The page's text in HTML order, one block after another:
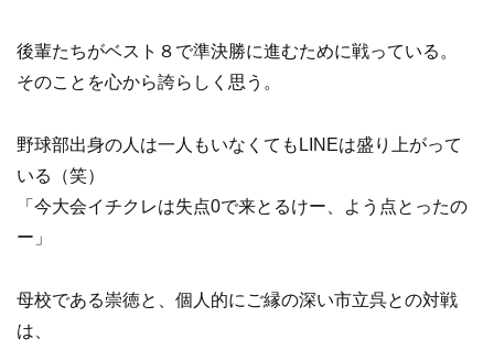
後輩たちがベスト８で準決勝に進むために戦っている。
そのことを心から誇らしく思う。
野球部出身の人は一人もいなくてもLINEは盛り上がって
いる（笑）
「今大会イチクレは失点0で来とるけー、よう点とったの
ー」
母校である崇徳と、個人的にご縁の深い市立呉との対戦
は、